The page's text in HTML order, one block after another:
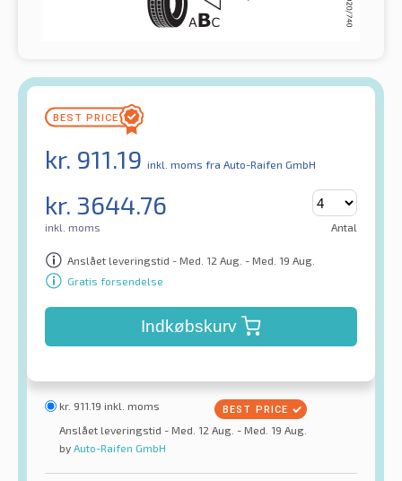
kr. 911.19 inkl. moms fra Auto-Raifen GmbH
kr. 3644.76
inkl. moms Antal
Anslået leveringstid - Med. 12 Aug. - Med. 19 Aug.
Gratis forsendelse
Indkøbskurv
kr. 911.19 inkl. moms
Anslået leveringstid - Med. 12 Aug. - Med. 19 Aug.
by Auto-Raifen GmbH